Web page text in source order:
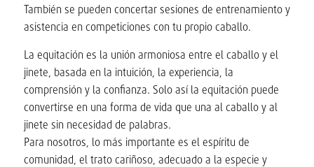
También se pueden concertar sesiones de entrenamiento y
asistencia en competiciones con tu propio caballo.
La equitación es la unión armoniosa entre el caballo y el
jinete, basada en la intuición, la experiencia, la
comprensión y la confianza. Solo así la equitación puede
convertirse en una forma de vida que una al caballo y al
jinete sin necesidad de palabras.
Para nosotros, lo más importante es el espíritu de
comunidad, el trato cariñoso, adecuado a la especie y